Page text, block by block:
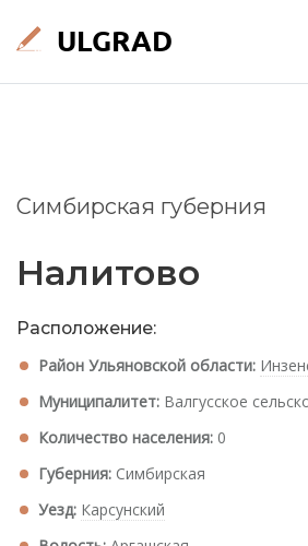
Симбирская губерния
Налитово
Расположение:
Район Ульяновской области:
Муниципалитет: Валгусское
Количество населения: 0
Губерния: Симбирская
Уезд: Карсунский